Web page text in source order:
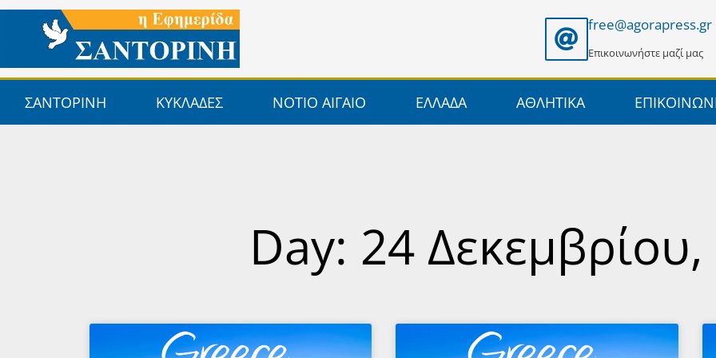
Μετάβαση
περιεχόμενο
free@agorapress.gr
Επικοινωνήστε μαζί μας
ΣΑΝΤΟΡΙΝΗ ΚΥΚΛΑΔΕΣ ΝΟΤΙΟ ΑΙΓΑΙΟ ΕΛΛΑΔΑ ΑΘΛΗΤΙΚΑ
Day: 24